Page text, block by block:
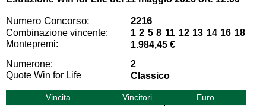
Numero Concorso: 2216
Combinazione vincente:
1 2 5 8 11 12 13 14 16 18
Montepremi:
1.984,45 €
Numerone:
2
Quote Win for Life
Classico
Vincita Vincitori
Euro